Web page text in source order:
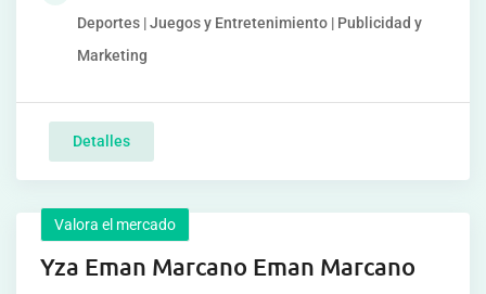
Deportes | Juegos y Entretenimiento | Publicidad y
Marketing
Detalles
Valora el mercado
Yza Eman Marcano Eman Marcano